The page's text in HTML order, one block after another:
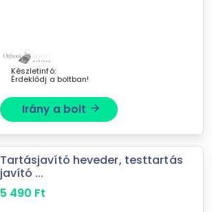
Készletinfó:
Érdeklődj a boltban!
Irány a bolt arrow_forward
Tartásjavító heveder, testtartás
javító ...
5 490 Ft